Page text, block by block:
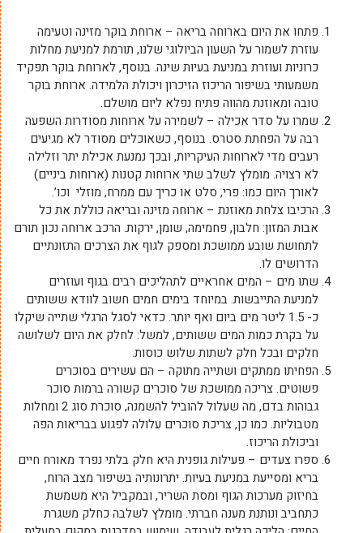
פתחו את היום בארוחה בריאה – ארוחת בוקר מזינה וטעימה
עוזרת לשמור על השעון הביולוגי שלנו, תורמת למניעת מחלות
כרוניות ועוזרת במניעת בעיות שינה. בנוסף, לארוחת בוקר תפקיד
משמעותי בשיפור הריכוז הזיכרון ויכולת הלמידה. ארוחת בוקר
טובה ומאוזנת מהווה פתיח נפלא ליום מושלם.
שמרו על סדר אכילה – לשמירה על ארוחות מסודרות השפעה
רבה על הפחתת סטרס. בנוסף, כשאוכלים מסודר לא מגיעים
רעבים מדי לארוחות העיקריות, ובכך נמנעת אכילת יתר וזלילה
לא רצויה. מומלץ לשלב שתי ארוחות קטנות (ארוחות ביניים)
לאורך היום כמו: פרי, סלט או כריך עם ממרח, מוזלי וכו’.
הרכיבו צלחת מאוזנת – ארוחה מזינה ובריאה כוללת את כל
אבות המזון: חלבון, פחמימה, שומן, ירקות. הרכב ארוחה נכון תורם
לתחושת שובע ממושכת ומספק לגוף את הצרכים התזונתיים
הדרושים לו.
שתו מים – המים אחראיים לתהליכים רבים בגוף ועוזרים
למניעת התייבשות. במיוחד בימים חמים חשוב לוודא ששותים
כ- 1.5 ליטר מים ביום ואף יותר. כדאי לסגל הרגלי שתייה שיקלו
על בקרת כמות המים ששותים, למשל: לחלק את היום לשלושה
חלקים ובכל חלק לשתות שלוש כוסות.
הפחיתו ממתקים ושתייה מתוקה – הם עשירים בסוכרים
פשוטים. צריכה ממושכת של סוכרים קשורה ברמות סוכר
גבוהות בדם, מה שעלול להוביל להשמנה, סוכרת סוג 2 ומחלות
מטבוליות. כמו כן, צריכת סוכרים עלולה לפגוע בבריאות הפה
וביכולת הריכוז.
ספרו צעדים – פעילות גופנית היא חלק בלתי נפרד מאורח חיים
בריא ומסייעת במניעת בעיות. יתרונותיה בשיפור מצב הרוח,
בחיזוק מערכות הגוף ומסת השריר, ובמקביל היא משמשת
כתחביב ונותנת מענה חברתי. מומלץ לשלבה כחלק משגרת